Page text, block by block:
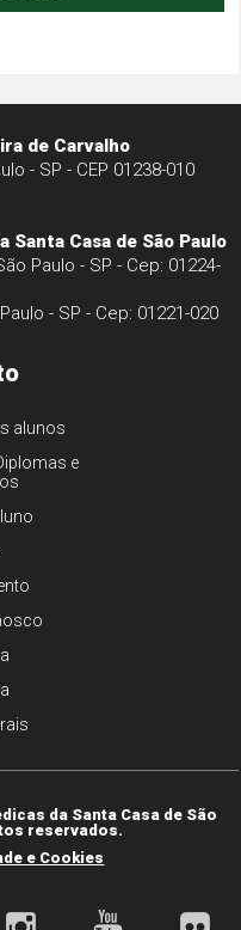
de Carvalho
- SP - CEP 01238-010
Santa Casa de São Paulo
Paulo - SP - Cep: 01224-
- SP - Cep: 01221-020
alunos
e
da Santa Casa de São
reservados.
e Cookies